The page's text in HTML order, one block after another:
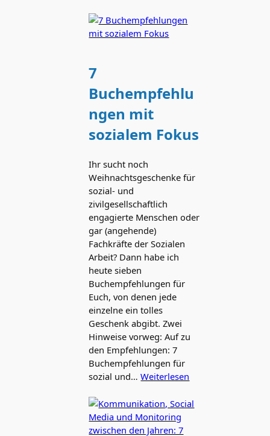
7
Buchempfehlu
ngen mit
sozialem Fokus
Ihr sucht noch
Weihnachtsgeschenke für
sozial- und
zivilgesellschaftlich
engagierte Menschen oder
gar (angehende)
Fachkräfte der Sozialen
Arbeit? Dann habe ich
heute sieben
Buchempfehlungen für
Euch, von denen jede
einzelne ein tolles
Geschenk abgibt. Zwei
Hinweise vorweg: Auf zu
den Empfehlungen: 7
Buchempfehlungen für
sozial und…Weiterlesen